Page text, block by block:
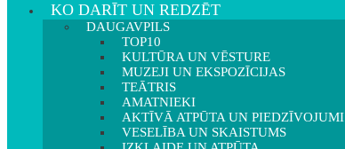
KO DARĪT UN REDZĒT
DAUGAVPILS
TOP10
KULTŪRA UN VĒSTURE
MUZEJI UN EKSPOZĪCIJAS
TEĀTRIS
AMATNIEKI
AKTĪVĀ ATPŪTA UN PIEDZĪVOJUMI
VESELĪBA UN SKAISTUMS